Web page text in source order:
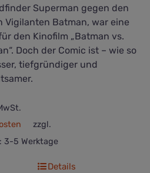
Superman gegen den
Vigilanten Batman, war eine
den Kinofilm „Batman vs.
Doch der Comic ist – wie so
tiefgründiger und
zzgl.
3-5 Werktage
Details